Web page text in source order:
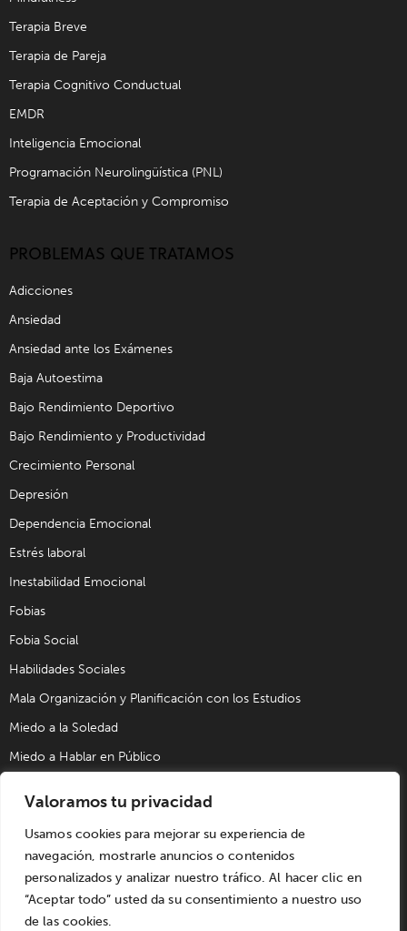
Valoramos tu privacidad
Usamos cookies para mejorar su experiencia de
navegación, mostrarle anuncios o contenidos
personalizados y analizar nuestro tráfico. Al hacer clic en
“Aceptar todo” usted da su consentimiento a nuestro uso
de las cookies.
Terapia Breve
Terapia de Pareja
Terapia Cognitivo Conductual
EMDR
Inteligencia Emocional
Programación Neurolingüística (PNL)
Terapia de Aceptación y Compromiso
PROBLEMAS QUE TRATAMOS
Adicciones
Ansiedad
Ansiedad ante los Exámenes
Baja Autoestima
Bajo Rendimiento Deportivo
Bajo Rendimiento y Productividad
Crecimiento Personal
Depresión
Dependencia Emocional
Estrés laboral
Inestabilidad Emocional
Fobias
Fobia Social
Habilidades Sociales
Mala Organización y Planificación con los Estudios
Miedo a la Soledad
Miedo a Hablar en Público
Trastorno Obsesivo Compulsivo (TOC)
Trastornos de Alimentación